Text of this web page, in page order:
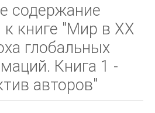
содержание
к книге "Мир в XX
глобальных
Книга 1 -
авторов"